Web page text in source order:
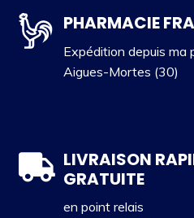
PHARMACIE
Expédition depuis ma
Aigues-Mortes (30)
LIVRAISON
GRATUITE
en point relais